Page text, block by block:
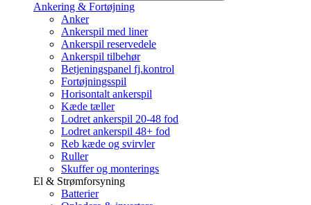
Ankering & Fortøjning
Anker
Ankerspil med liner
Ankerspil reservedele
Ankerspil tilbehør
Betjeningspanel fj.kontrol
Fortøjningsspil
Horisontalt ankerspil
Kæde tæller
Lodret ankerspil 20-48 fod
Lodret ankerspil 48+ fod
Reb kæde og svirvler
Ruller
Skuffer og monterings
El & Strømforsyning
Batterier